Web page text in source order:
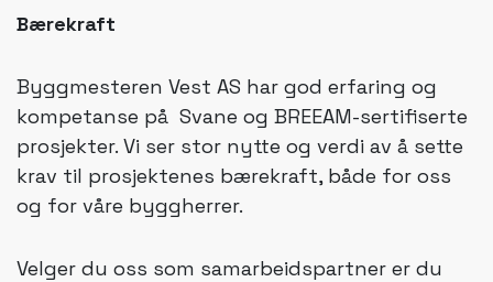
Bærekraft
Byggmesteren Vest AS har god erfaring og
kompetanse på Svane og BREEAM-sertifiserte
prosjekter. Vi ser stor nytte og verdi av å sette
krav til prosjektenes bærekraft, både for oss
og for våre byggherrer.
Velger du oss som samarbeidspartner er du